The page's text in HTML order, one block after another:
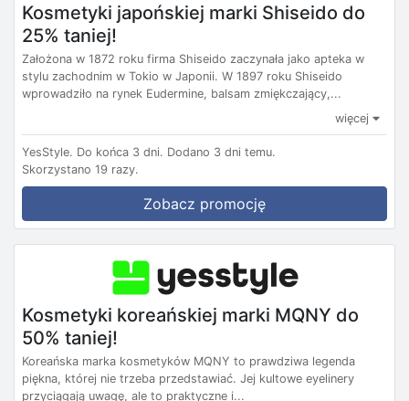
Kosmetyki japońskiej marki Shiseido do
25% taniej!
Założona w 1872 roku firma Shiseido zaczynała jako apteka w
stylu zachodnim w Tokio w Japonii. W 1897 roku Shiseido
wprowadziło na rynek Eudermine, balsam zmiękczający,...
więcej
YesStyle. Do końca 3 dni. Dodano 3 dni temu.
Skorzystano 19 razy.
Zobacz promocję
Kosmetyki koreańskiej marki MQNY do
50% taniej!
Koreańska marka kosmetyków MQNY to prawdziwa legenda
piękna, której nie trzeba przedstawiać. Jej kultowe eyelinery
przyciągają uwagę, ale to praktyczne i...